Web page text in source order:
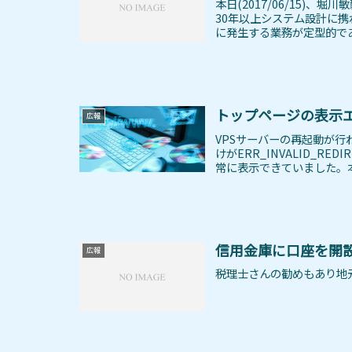
本日(2017/06/15)、堀川敏
30年以上システム設計に
に発生する業務が定型的
広報 トップページの表示
VPSサーバーの再起動が
けが
常に表示できていました
広報 信用金庫に口座を開
税理士さんの勧めもあり